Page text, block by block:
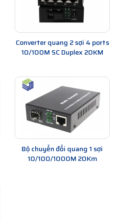
Converter quang 2 sợi 4 ports
10/100M SC Duplex 20KM
Bộ chuyển đổi quang 1 sợi
10/100/1000M 20Km